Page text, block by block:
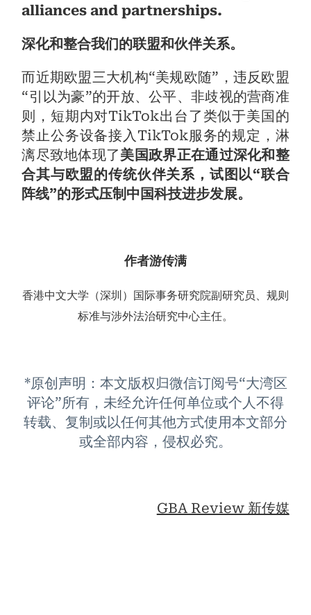
alliances and partnerships.
深化和整合我们的联盟和伙伴关系。
而近期欧盟三大机构“美规欧随”，违反欧盟
“引以为豪”的开放、公平、非歧视的营商准
则，短期内对TikTok出台了类似于美国的
禁止公务设备接入TikTok服务的规定，淋
漓尽致地体现了美国政界正在通过深化和整
合其与欧盟的传统伙伴关系，试图以“联合
阵线”的形式压制中国科技进步发展。
作者游传满
香港中文大学（深圳）国际事务研究院副研究员、规则
标准与涉外法治研究中心主任。
*原创声明：本文版权归微信订阅号“大湾区
评论”所有，未经允许任何单位或个人不得
转载、复制或以任何其他方式使用本文部分
或全部内容，侵权必究。
GBA Review 新传媒